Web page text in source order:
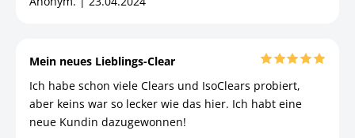
Mein neues Lieblings-Clear
Ich habe schon viele Clears und IsoClears probiert,
aber keins war so lecker wie das hier. Ich habt eine
neue Kundin dazugewonnen!